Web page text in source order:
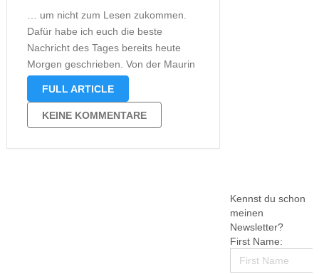
… um nicht zum Lesen zukommen.
Dafür habe ich euch die beste
Nachricht des Tages bereits heute
Morgen geschrieben. Von der Maurin
wird es eine Fortsetzung geben, die
Sulami auseinandersetzten. Wer
meine Rezension zur Maurin gelesen
hat, der wird sich …
FULL ARTICLE
KEINE KOMMENTARE
Kennst du schon
meinen
Newsletter?
First Name: